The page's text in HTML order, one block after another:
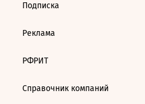
Подписка
Реклама
РФРИТ
Справочник компаний